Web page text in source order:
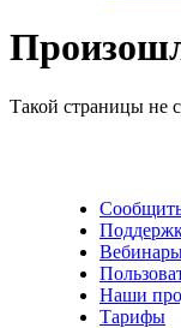
Такой страницы не
Наши
Тарифы